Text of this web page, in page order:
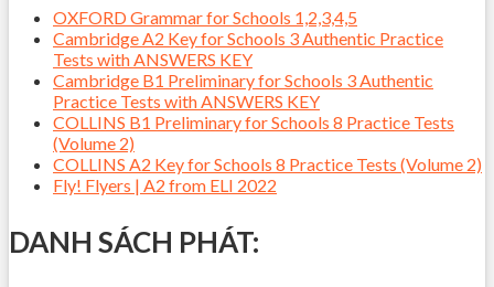
OXFORD Grammar for Schools 1,2,3,4,5
Cambridge A2 Key for Schools 3 Authentic Practice
Tests with ANSWERS KEY
Cambridge B1 Preliminary for Schools 3 Authentic
Practice Tests with ANSWERS KEY
COLLINS B1 Preliminary for Schools 8 Practice Tests
(Volume 2)
COLLINS A2 Key for Schools 8 Practice Tests (Volume 2)
Fly! Flyers | A2 from ELI 2022
DANH SÁCH PHÁT: